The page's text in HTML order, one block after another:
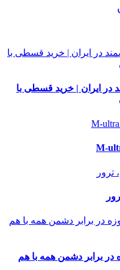
ایران | خرید قسطی با
مانند جنگ ۱۲ روزه در برابر دشمن همه با هم